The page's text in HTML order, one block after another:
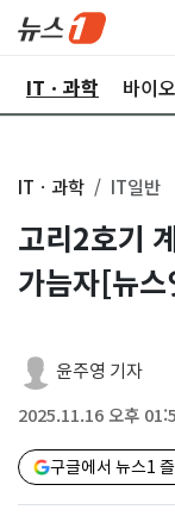
ITㆍ과학 바이오
ITㆍ과학 IT일반
고리2호기
가늠자[뉴
윤주영 기자
2025.11.16 오후
구글에서 뉴스1